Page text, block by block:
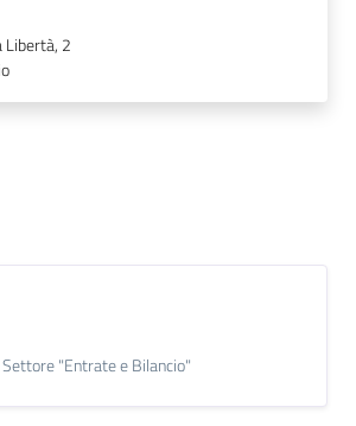
Libertà, 2
"Entrate e Bilancio"